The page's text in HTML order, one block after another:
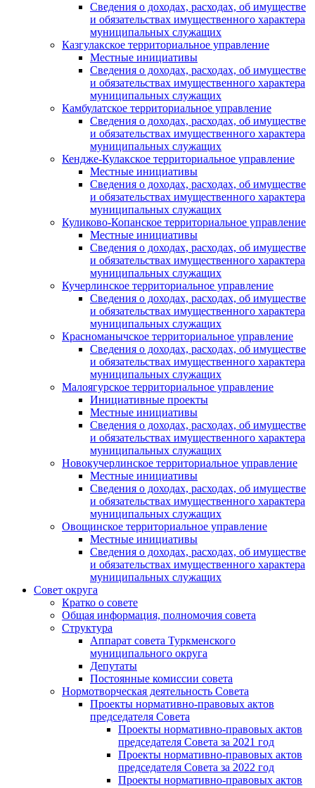
Сведения о доходах, расходах, об имуществе
и обязательствах имущественного характера
муниципальных служащих
Казгулакское территориальное управление
Местные инициативы
Сведения о доходах, расходах, об имуществе
и обязательствах имущественного характера
муниципальных служащих
Камбулатское территориальное управление
Сведения о доходах, расходах, об имуществе
и обязательствах имущественного характера
муниципальных служащих
Кендже-Кулакское территориальное управление
Местные инициативы
Сведения о доходах, расходах, об имуществе
и обязательствах имущественного характера
муниципальных служащих
Куликово-Копанское территориальное управление
Местные инициативы
Сведения о доходах, расходах, об имуществе
и обязательствах имущественного характера
муниципальных служащих
Кучерлинское территориальное управление
Сведения о доходах, расходах, об имуществе
и обязательствах имущественного характера
муниципальных служащих
Красноманычское территориальное управление
Сведения о доходах, расходах, об имуществе
и обязательствах имущественного характера
муниципальных служащих
Малоягурское территориальное управление
Инициативные проекты
Местные инициативы
Сведения о доходах, расходах, об имуществе
и обязательствах имущественного характера
муниципальных служащих
Новокучерлинское территориальное управление
Местные инициативы
Сведения о доходах, расходах, об имуществе
и обязательствах имущественного характера
муниципальных служащих
Овощинское территориальное управление
Местные инициативы
Сведения о доходах, расходах, об имуществе
и обязательствах имущественного характера
муниципальных служащих
Совет округа
Кратко о совете
Общая информация, полномочия совета
Структура
Аппарат совета Туркменского
муниципального округа
Депутаты
Постоянные комиссии совета
Нормотворческая деятельность Совета
Проекты нормативно-правовых актов
председателя Cовета
Проекты нормативно-правовых актов
председателя Cовета за 2021 год
Проекты нормативно-правовых актов
председателя Cовета за 2022 год
Проекты нормативно-правовых актов